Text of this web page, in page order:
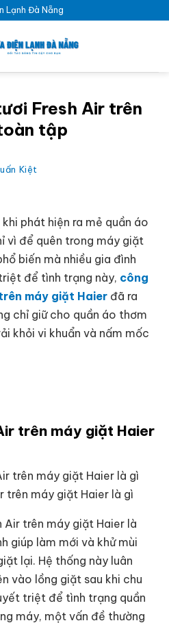
Lạnh Đà Nẵng
Fresh Air trên
tập
Kiệt
phát hiện ra mẻ quần áo
vì để quên trong máy giặt
biến mà nhiều gia đình
để tình trạng này, công
máy giặt Haier đã ra
chỉ giữ cho quần áo thơm
khỏi vi khuẩn và nấm mốc
trên máy giặt Haier
trên máy giặt Haier là gì
Air trên máy giặt Haier là
giúp làm mới và khử mùi
lại. Hệ thống này luân
vào lồng giặt sau khi chu
triệt để tình trạng quần
máy, một vấn đề thường